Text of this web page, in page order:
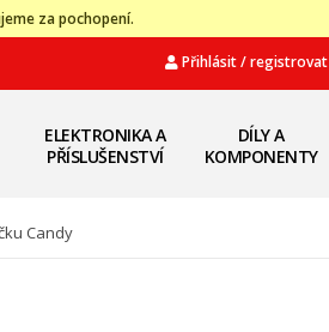
za pochopení.
Přihlásit / registrovat
ELEKTRONIKA A
PŘÍSLUŠENSTVÍ
DÍLY A
KOMPONENTY
Candy